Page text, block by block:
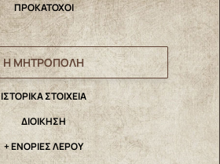
ΠΡΟΚΑΤΟΧΟΙ
Η ΜΗΤΡΟΠΟΛΗ
IΣΤΟΡΙΚΑ ΣΤΟΙΧΕΙΑ
ΔΙΟΙΚΗΣΗ
+ ΕΝΟΡΙΕΣ ΛΕΡΟΥ